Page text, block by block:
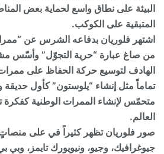
البيئة على نطاق واسع لحماية بعض
المتبقية على الكوكب.
اشتهر فلوريان بدفاعه الشرس عن
من صاغ عبارة “حرية التجوّل” وأسّس
الهادف لتوسيع حركة الحفاظ على ممرات
تماماً مثل إنشاء “يلوستون” كأول حديقة
متحمّس لإنشاء الممرات الوطنية كفكرة
العالم.
صور فلوريان تظهر كثيراً في على
جيوغرافيك، وجيو، ونيويورك تايمز، وبي